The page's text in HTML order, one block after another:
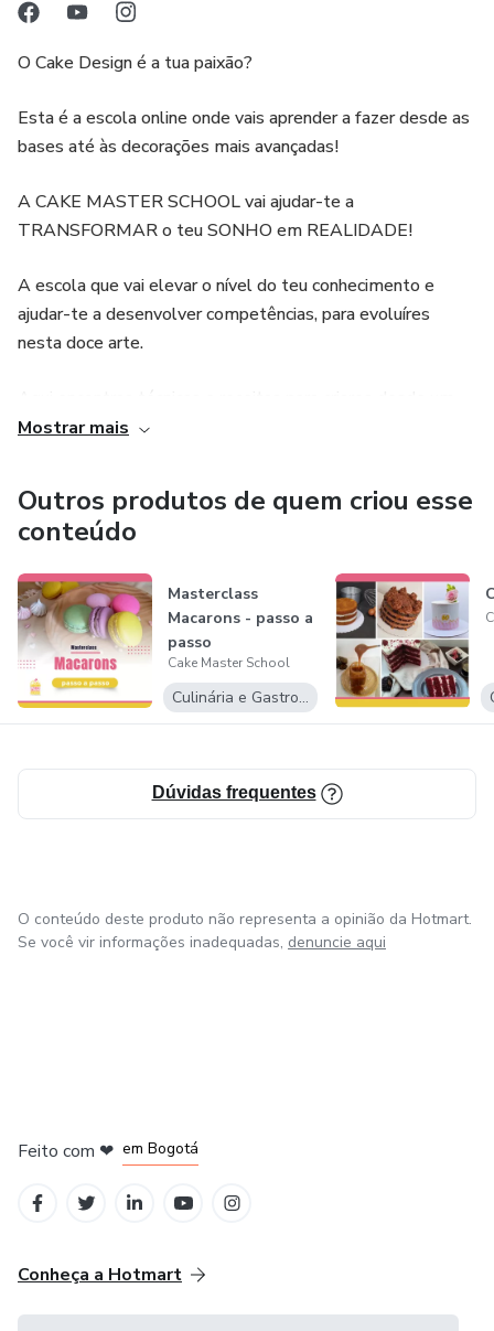
O Cake Design é a tua paixão?
Esta é a escola online onde vais aprender a fazer desde as
bases até às decorações mais avançadas!
A CAKE MASTER SCHOOL vai ajudar-te a
TRANSFORMAR o teu SONHO em REALIDADE!
A escola que vai elevar o nível do teu conhecimento e
ajudar-te a desenvolver competências, para evoluíres
nesta doce arte.
simples cupcake até um bolo maravilhoso!
aperfeiçoar e realizar a tua paixão.
Mostrar mais
Outros produtos de quem criou esse
conteúdo
Masterclass
Macarons - passo a
passo
Cake Master School
Culinária e Gastronomia
Dúvidas frequentes
O conteúdo deste produto não representa a opinião da Hotmart.
Se você vir informações inadequadas, denuncie aqui
Feito com ❤ em Bogotá
Conheça a Hotmart